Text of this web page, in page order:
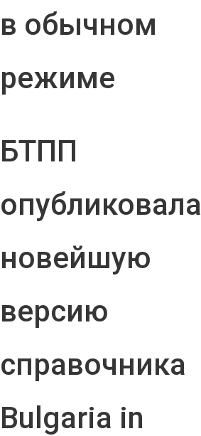
в обычном
режиме
БТПП
опубликовала
новейшую
версию
справочника
Bulgaria in